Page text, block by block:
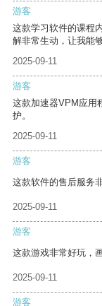
游客
这款学习软件的课程
解非常生动，让我能
2025-09-11
游客
这款加速器VPM应用
护。
2025-09-11
游客
这款软件的售后服务
2025-09-11
游客
这款游戏非常好玩，
2025-09-11
游客